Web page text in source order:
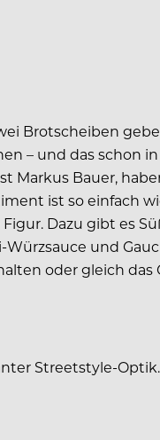
Brotscheiben
– und das schon
Markus Bauer,
ist so einfach
Dazu gibt es
und
oder gleich das
Streetstyle-